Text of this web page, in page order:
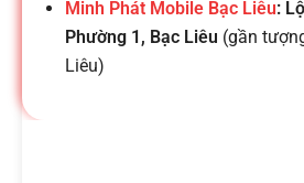
d
Minh Phát Mobile Bạc Liêu:
Phường 1, Bạc Liêu (gần
Liêu)